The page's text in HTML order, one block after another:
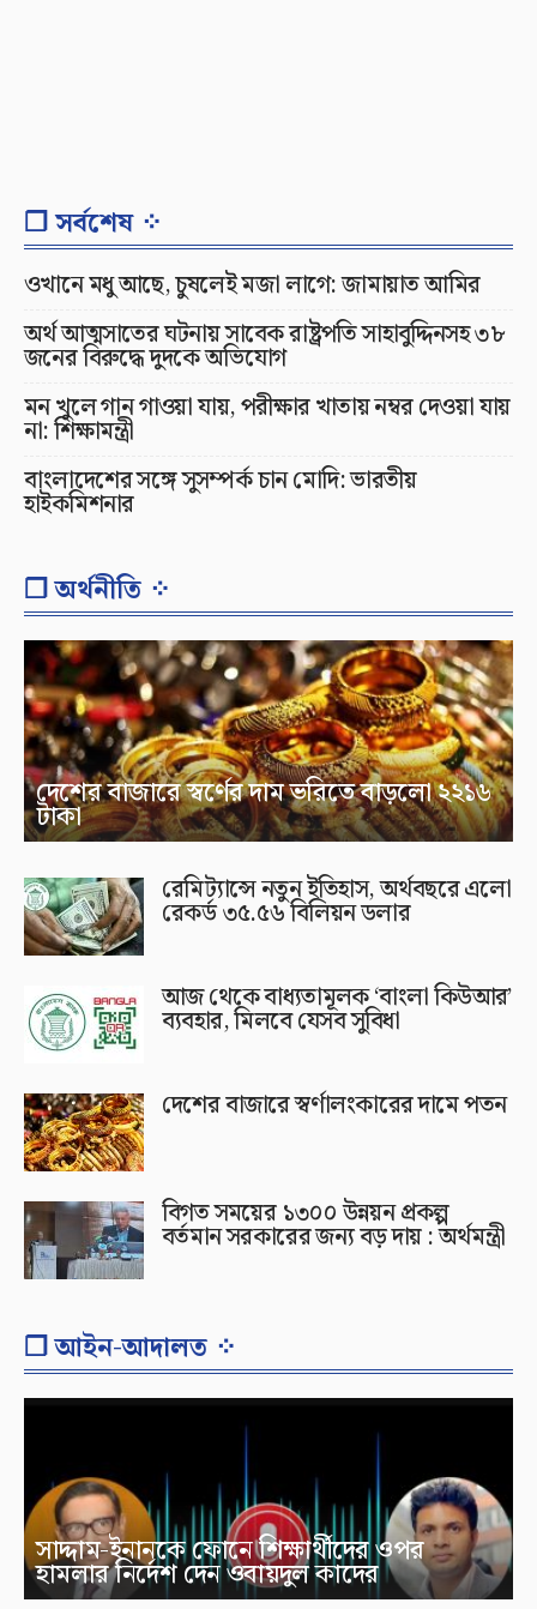
❐ সর্বশেষ ⁘
ওখানে মধু আছে, চুষলেই মজা লাগে: জামায়াত আমির
অর্থ আত্মসাতের ঘটনায় সাবেক রাষ্ট্রপতি সাহাবুদ্দিনসহ ৩৮
জনের বিরুদ্ধে দুদকে অভিযোগ
মন খুলে গান গাওয়া যায়, পরীক্ষার খাতায় নম্বর দেওয়া যায়
না: শিক্ষামন্ত্রী
বাংলাদেশের সঙ্গে সুসম্পর্ক চান মোদি: ভারতীয়
হাইকমিশনার
❐ অর্থনীতি ⁘
দেশের বাজারে স্বর্ণের দাম ভরিতে বাড়লো ২২১৬
টাকা
রেমিট্যান্সে নতুন ইতিহাস, অর্থবছরে এলো
রেকর্ড ৩৫.৫৬ বিলিয়ন ডলার
আজ থেকে বাধ্যতামূলক ‘বাংলা কিউআর’
ব্যবহার, মিলবে যেসব সুবিধা
দেশের বাজারে স্বর্ণালংকারের দামে পতন
বিগত সময়ের ১৩০০ উন্নয়ন প্রকল্প
বর্তমান সরকারের জন্য বড় দায় : অর্থমন্ত্রী
❐ আইন-আদালত ⁘
সাদ্দাম-ইনানকে ফোনে শিক্ষার্থীদের ওপর
হামলার নির্দেশ দেন ওবায়দুল কাদের